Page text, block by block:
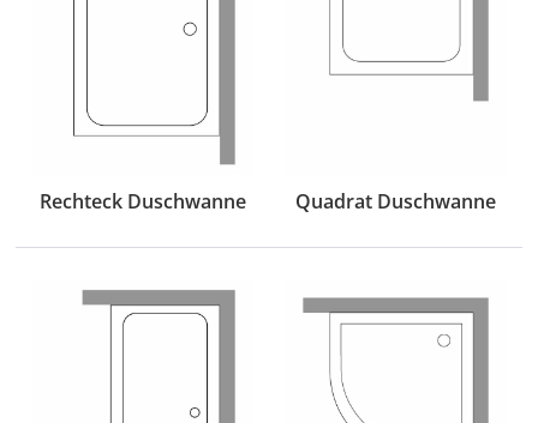
Rechteck Duschwanne Quadrat Duschwanne